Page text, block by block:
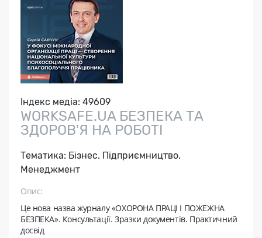
Індекс медіа: 49609
WORKSAFE.UA БЕЗПЕКА ТА
ЗДОРОВ'Я НА РОБОТІ
Тематика: Бізнес. Підприємництво.
Менеджмент
Опис:
Це нова назва журналу «ОХОРОНА ПРАЦІ І ПОЖЕЖНА
БЕЗПЕКА». Консультації. Зразки документів. Практичний
досвід